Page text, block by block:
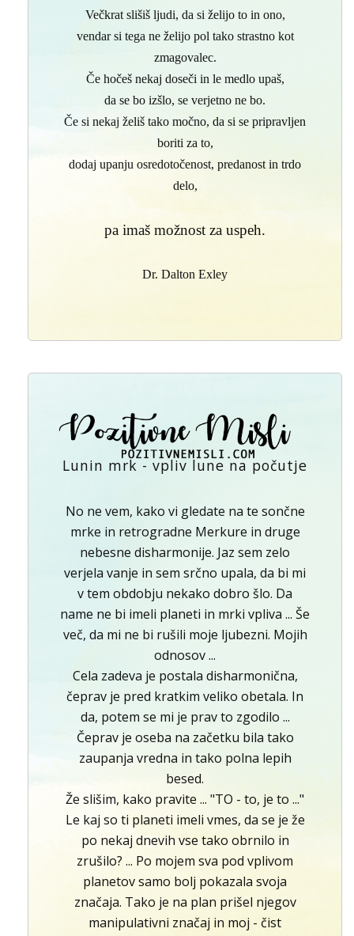
Večkrat slišiš ljudi, da si želijo to in ono,
vendar si tega ne želijo pol tako strastno kot
zmagovalec.
Če hočeš nekaj doseči in le medlo upaš,
da se bo izšlo, se verjetno ne bo.
Če si nekaj želiš tako močno, da si se pripravljen
boriti za to,
dodaj upanju osredotočenost, predanost in trdo
delo,
pa imaš možnost za uspeh.
Dr. Dalton Exley
Lunin mrk - vpliv lune na počutje
No ne vem, kako vi gledate na te sončne
mrke in retrogradne Merkure in druge
nebesne disharmonije. Jaz sem zelo
verjela vanje in sem srčno upala, da bi mi
v tem obdobju nekako dobro šlo. Da
name ne bi imeli planeti in mrki vpliva ... Še
več, da mi ne bi rušili moje ljubezni. Mojih
odnosov ...
Cela zadeva je postala disharmonična,
čeprav je pred kratkim veliko obetala. In
da, potem se mi je prav to zgodilo ...
Čeprav je oseba na začetku bila tako
zaupanja vredna in tako polna lepih
besed.
Že slišim, kako pravite ... "TO - to, je to ..."
Le kaj so ti planeti imeli vmes, da se je že
po nekaj dnevih vse tako obrnilo in
zrušilo? ... Po mojem sva pod vplivom
planetov samo bolj pokazala svoja
značaja. Tako je na plan prišel njegov
manipulativni značaj in moj - čist